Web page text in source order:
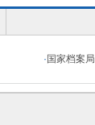
· 国家档案局